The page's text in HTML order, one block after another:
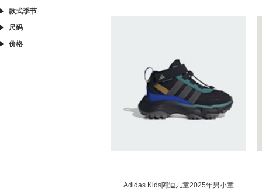
款式季节
尺码
价格
Adidas Kids阿迪儿童2025年男小童